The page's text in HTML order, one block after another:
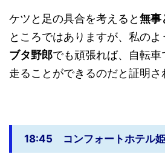
ケツと足の具合を考えると無事
ところではありますが、私のよ
ブタ野郎でも頑張れば、自転
走ることができるのだと証明さ
18:45 コンフォートホテル